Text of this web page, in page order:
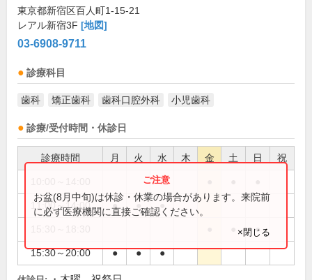
東京都新宿区百人町1-15-21
レアル新宿3F [地図]
03-6908-9711
診療科目
歯科 矯正歯科 歯科口腔外科 小児歯科
診療/受付時間・休診日
診療時間 月 火 水 木 金 土 日 祝
11:00～14:00 ● ● ●
●
15:30～20:00 ● ● ●
お盆(8月中旬)は休診・休業の場合があります。来院前
に必ず医療機関に直接ご確認ください。
×閉じる